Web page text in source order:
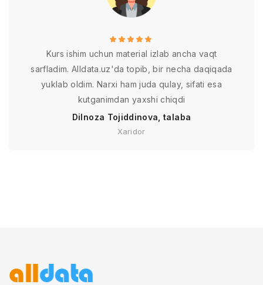
Kurs ishim uchun material izlab ancha vaqt
sarfladim. Alldata.uz'da topib, bir necha daqiqada
yuklab oldim. Narxi ham juda qulay, sifati esa
kutganimdan yaxshi chiqdi
Dilnoza Tojiddinova, talaba
Xaridor